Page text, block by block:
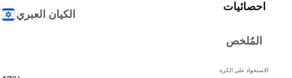
احصائيات
الكيان العبري
المُلخص
الاستحواذ على الكرة